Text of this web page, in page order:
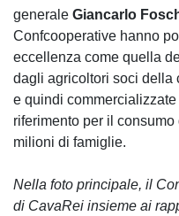
generale Giancarlo
Confcooperative hanno
eccellenza come quella
dagli agricoltori soci della
e quindi
riferimento per il
milioni di famiglie.
Nella foto principale, il
di CavaRei insieme ai